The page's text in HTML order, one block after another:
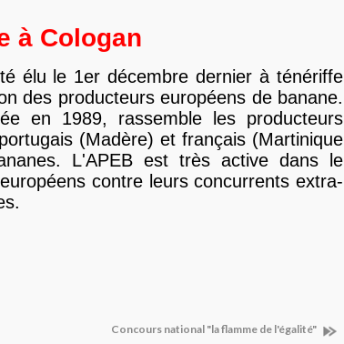
à Cologan
élu le 1er décembre dernier à ténériffe
des producteurs européens de banane.
en 1989, rassemble les producteurs
(Madère) et français (Martinique
L'APEB est très active dans le
contre leurs concurrents extra-
Concours national "la flamme de l'égalité"